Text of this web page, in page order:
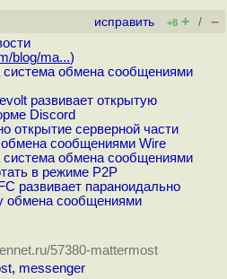
исправить +8 + / –
blog/ma...)
система обмена сообщениями
развивает открытую
Discord
открытие серверной части
обмена сообщениями Wire
система обмена сообщениями
в режиме P2P
развивает параноидально
обмена сообщениями
57380-mattermost
, messenger